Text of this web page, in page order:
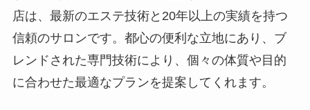
店は、最新のエステ技術と20年以上の実績を持つ
信頼のサロンです。都心の便利な立地にあり、ブ
レンドされた専門技術により、個々の体質や目的
に合わせた最適なプランを提案してくれます。